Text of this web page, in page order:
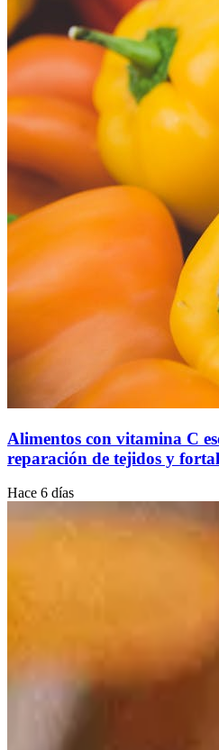
Alimentos con vitamina C
reparación de tejidos y
Hace 6 días